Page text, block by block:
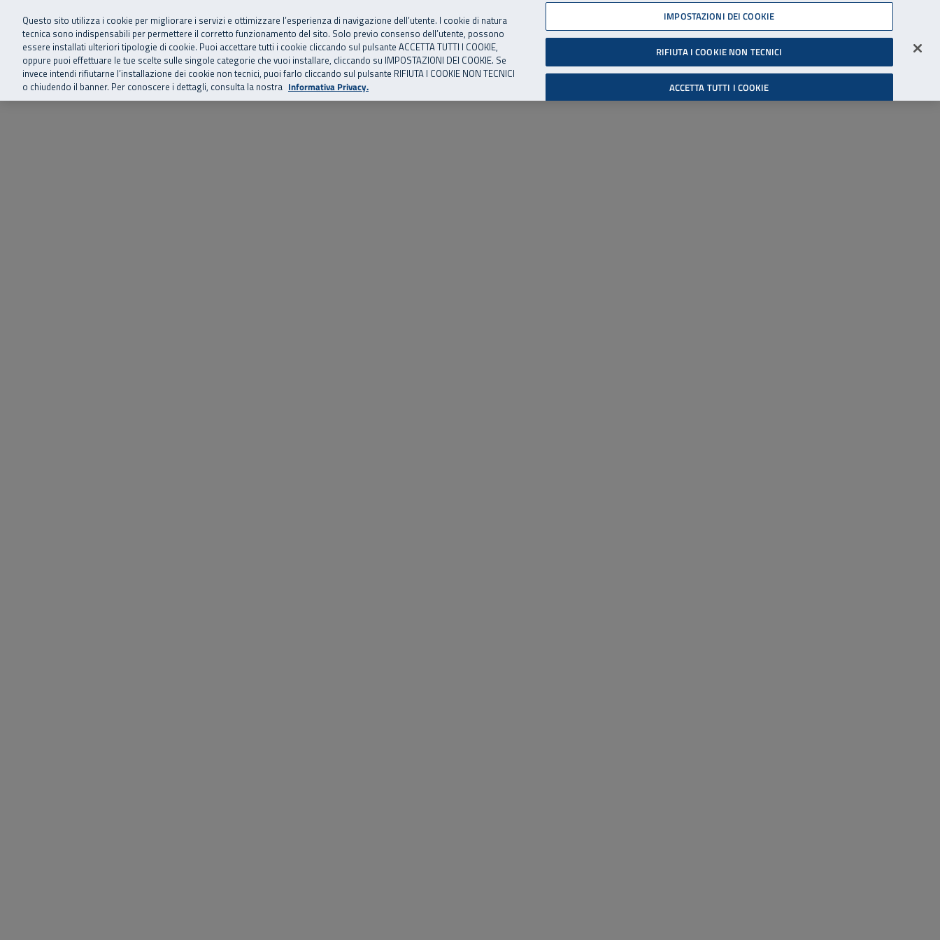
Vai al menu principale
Vai al contenuto principale
Vai al Footer 06 45539607
SuperAbile - il Contact Center Inail per il mondo della disabilità
Home Chi siamo Storie, news ed eventi Risorse utili Supporto Accessibilità
Cerca
Accedi all'area riservata
Questo sito utilizza i cookie per migliorare i servizi e ottimizzare l’esperienza di navigazione dell’utente. I cookie di natura
tecnica sono indispensabili per permettere il corretto funzionamento del sito. Solo previo consenso dell’utente, possono
essere installati ulteriori tipologie di cookie. Puoi accettare tutti i cookie cliccando sul pulsante ACCETTA TUTTI I COOKIE,
oppure puoi effettuare le tue scelte sulle singole categorie che vuoi installare, cliccando su IMPOSTAZIONI DEI COOKIE. Se
invece intendi rifiutarne l’installazione dei cookie non tecnici, puoi farlo cliccando sul pulsante RIFIUTA I COOKIE NON TECNICI
o chiudendo il banner. Per conoscere i dettagli, consulta la nostra Informativa Privacy.
IMPOSTAZIONI DEI COOKIE
RIFIUTA I COOKIE NON TECNICI
ACCETTA TUTTI I COOKIE